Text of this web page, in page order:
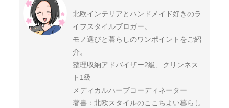
北欧インテリアとハンドメイド好きのラ
イフスタイルブロガー。
モノ選びと暮らしのワンポイントをご紹
介。
整理収納アドバイザー2級、クリンネス
ト1級
メディカルハーブコーディネーター
著書：北欧スタイルのここちよい暮らし